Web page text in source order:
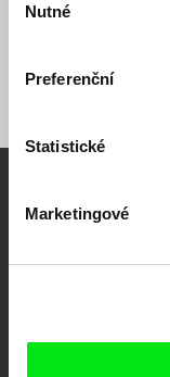
souhlasu
Nutné
Preferenční
Statistické
Marketingové
Lesvia